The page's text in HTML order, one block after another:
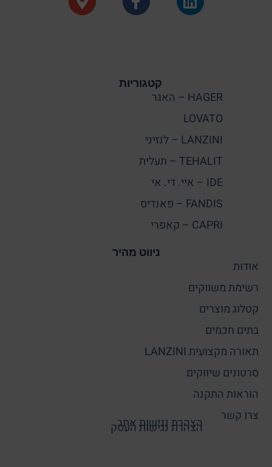
קטגוריות
HAGER – האגר
LOVATO
LANZINI – לנזיני
TEHALIT – תעלית
IDE – איי. די. אי
FANDIS – פאנדיס
CAPRI – קאפרי
ניווט מהיר
אודות
רשימת משווקים
קטלוג מוצרים
בתים חכמים
תאורה מקצועית LANZINI
סרטונים שיווקים
הוראות התקנה
צרו קשר
הצהרת נגישות אתר
הצהרת נגישות העסק